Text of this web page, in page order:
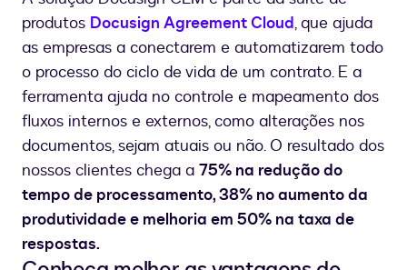
produtos Docusign Agreement Cloud, que ajuda
as empresas a conectarem e automatizarem todo
o processo do ciclo de vida de um contrato. E a
ferramenta ajuda no controle e mapeamento dos
fluxos internos e externos, como alterações nos
documentos, sejam atuais ou não. O resultado dos
nossos clientes chega a 75% na redução do
tempo de processamento, 38% no aumento da
produtividade e melhoria em 50% na taxa de
respostas.